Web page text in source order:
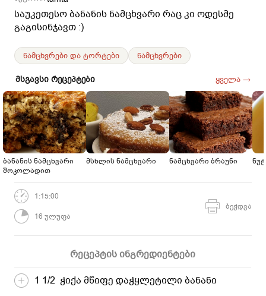
საუკეთესო ბანანის ნამცხვარი რაც კი ოდესმე
გაგისინჯავთ :)
ნამცხვრები და ტორტები ნამცხვრები
მსგავსი რეცეპტები ყველა →
ბანანის ნამცხვარი
შოკოლადით
მსხლის ნამცხვარი ნამცხვარი ბრაუნი
1:15:00
16 ულუფა
ბეჭდვა
რეცეპტის ინგრედიენტები
1 1/2 ჭიქა მწიფე დაჭყლეტილი ბანანი